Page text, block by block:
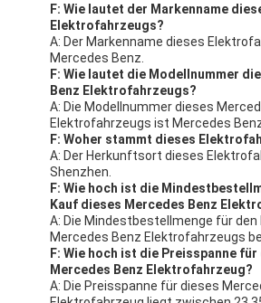
F: Wie lautet der Markenname
Elektrofahrzeugs?
A: Der Markenname dieses
Mercedes Benz.
F: Wie lautet die Modellnummer
Benz Elektrofahrzeugs?
A: Die Modellnummer dieses
Elektrofahrzeugs ist Mercedes Benz
F: Woher stammt dieses
A: Der Herkunftsort dieses
Shenzhen.
F: Wie hoch ist die
Kauf dieses Mercedes Benz
A: Die Mindestbestellmenge für den
Mercedes Benz Elektrofahrzeugs
F: Wie hoch ist die Preisspanne
Mercedes Benz Elektrofahrzeug?
A: Die Preisspanne für dieses